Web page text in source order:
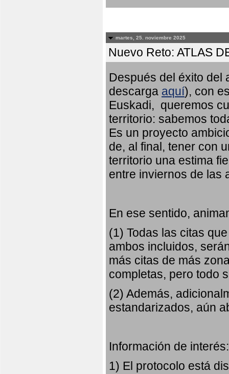
martes, 25. noviembre 2025
Nuevo Reto: ATLAS
Después del éxito del
descarga aquí), con
Euskadi, queremos
territorio: sabemos
Es un proyecto
de, al final, tener con
territorio una estima
entre inviernos de las
En ese sentido,
(1) Todas las citas
ambos incluidos,
más citas de más
completas, pero todo
(2) Además,
estandarizados, aún
Información de interés:
1) El protocolo está